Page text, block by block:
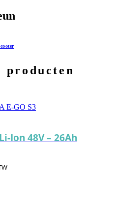
producten
Ion 48V – 26Ah